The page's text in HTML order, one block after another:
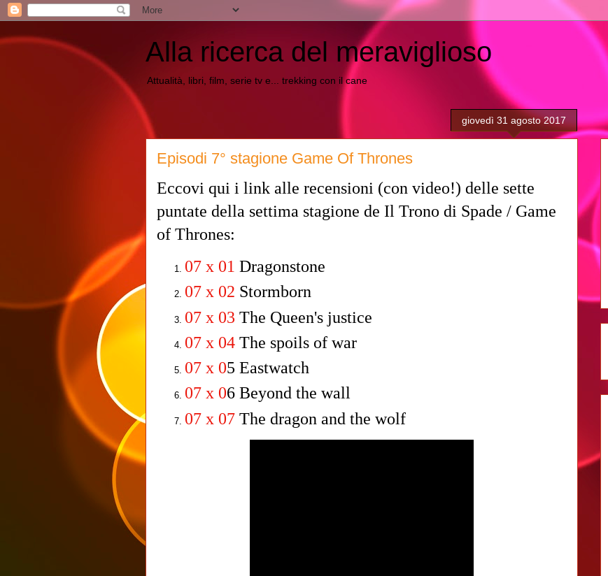
Alla ricerca del meraviglioso
Attualità, libri, film, serie tv e... trekking con il cane
giovedì 31 agosto 2017
Episodi 7° stagione Game Of Thrones
Eccovi qui i link alle recensioni (con video!) delle sette
puntate della settima stagione de Il Trono di Spade / Game
of Thrones:
07 x 01 Dragonstone
07 x 02 Stormborn
07 x 03 The Queen's justice
07 x 04 The spoils of war
07 x 05 Eastwatch
07 x 06 Beyond the wall
07 x 07 The dragon and the wolf